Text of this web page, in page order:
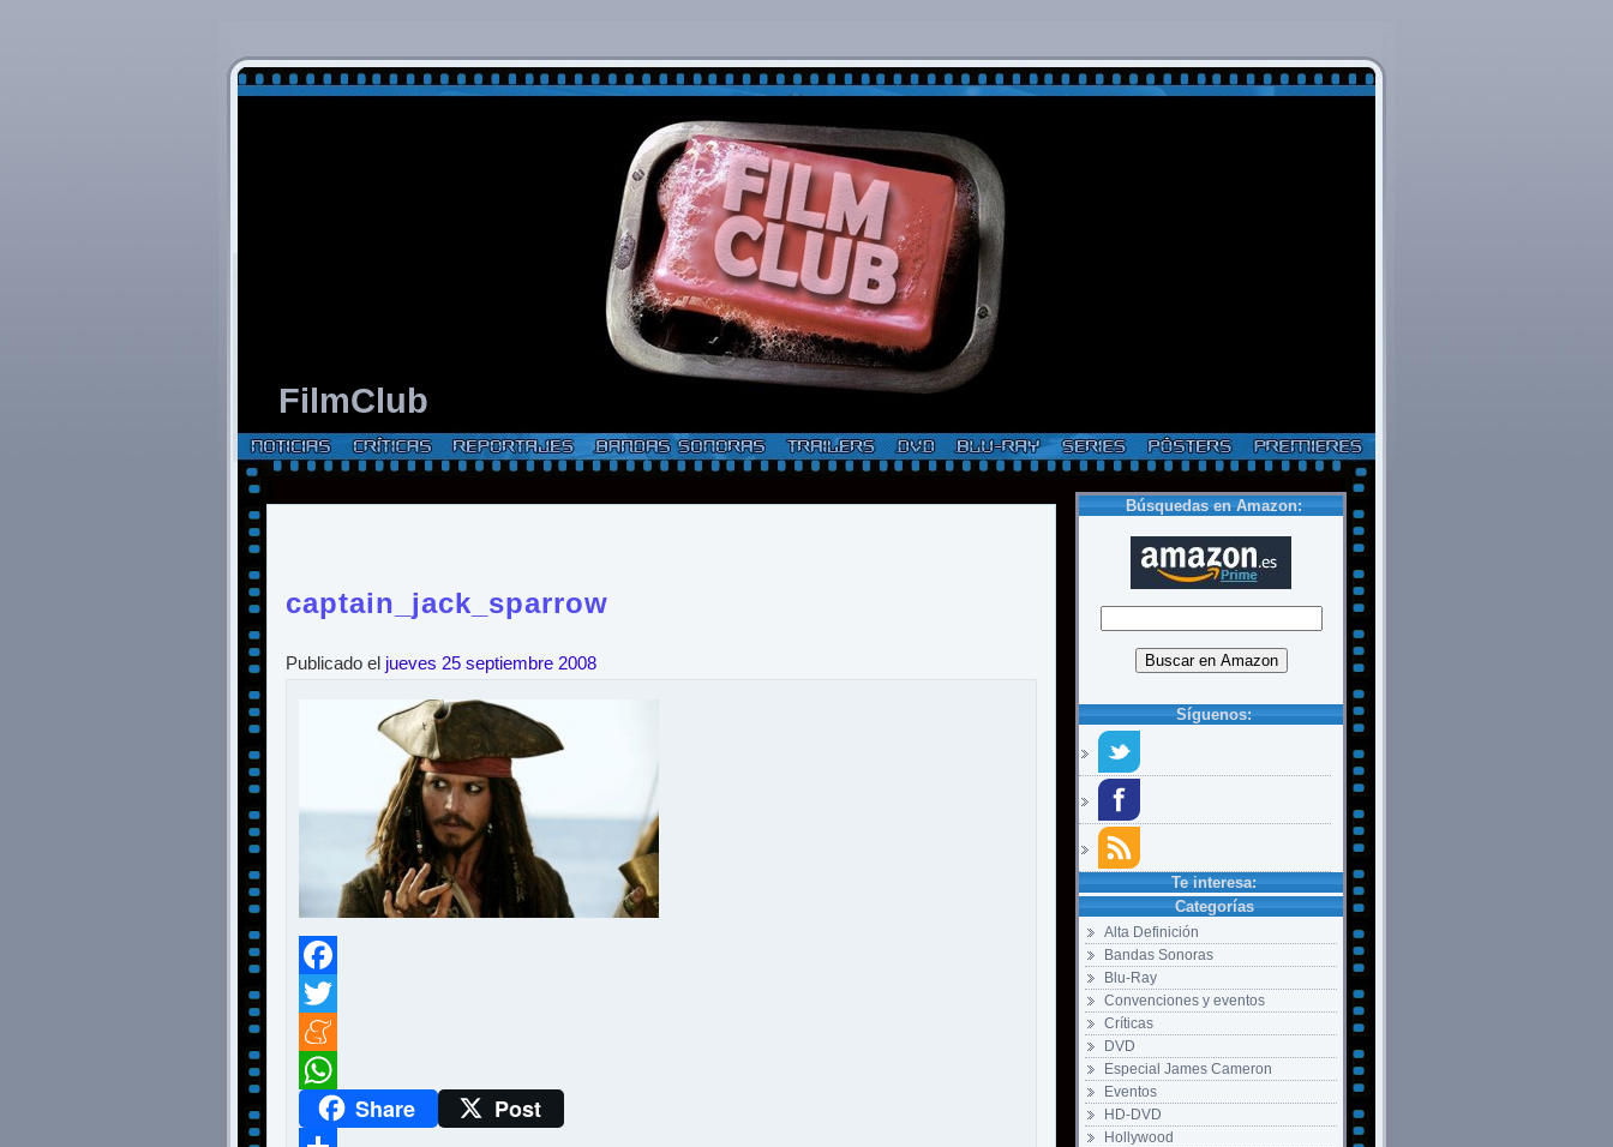
FilmClub
Búsquedas en Amazon:
Síguenos:
Te interesa:
Categorías
Alta Definición
Bandas Sonoras
Blu-Ray
Convenciones y eventos
Críticas
DVD
Especial James Cameron
Eventos
HD-DVD
Hollywood
captain_jack_sparrow
Publicado el jueves 25 septiembre 2008
Facebook
Twitter
Meneame
WhatsAppShare Post